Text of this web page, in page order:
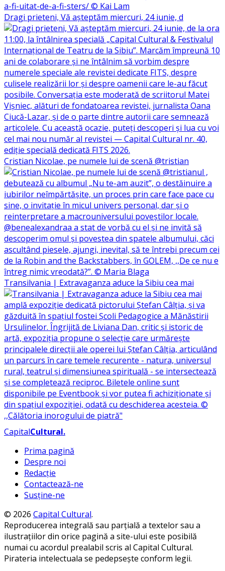
Dragi prieteni, Vă așteptăm miercuri, 24 iunie, d
Cristian Nicolae, pe numele lui de scenă @tristian
Transilvania | Extravaganza aduce la Sibiu cea mai
CapitalCultural.
Prima pagină
Despre noi
Redacție
Contactează-ne
Susține-ne
© 2026 Capital Cultural.
Reproducerea integrală sau parțială a textelor sau a
ilustrațiilor din orice pagină a site-ului este posibilă
numai cu acordul prealabil scris al Capital Cultural.
Pirateria intelectuala se pedepsește conform legii.